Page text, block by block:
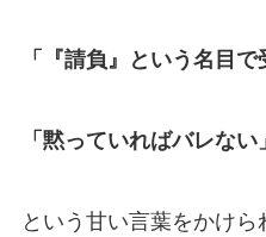
「『請負』という名目で
「黙っていればバレない」
という甘い言葉をかけ